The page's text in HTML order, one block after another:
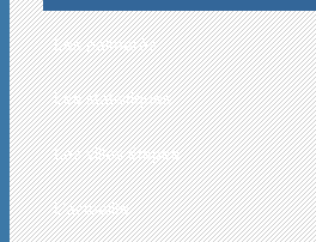
Les palmarès
Les statistiques
Les villes étapes
L’actualité